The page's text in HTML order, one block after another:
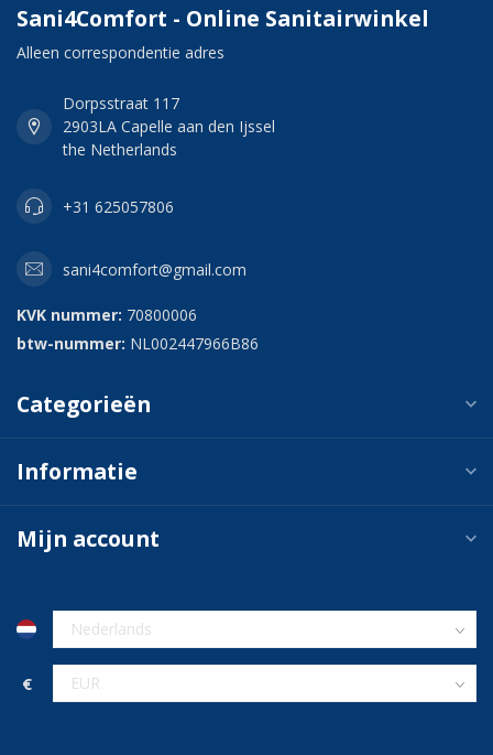
Sani4Comfort - Online Sanitairwinkel
Alleen correspondentie adres
Dorpsstraat 117
2903LA Capelle aan den Ijssel
the Netherlands
+31 625057806
sani4comfort@gmail.com
KVK nummer: 70800006
btw-nummer: NL002447966B86
Categorieën
Informatie
Mijn account
€